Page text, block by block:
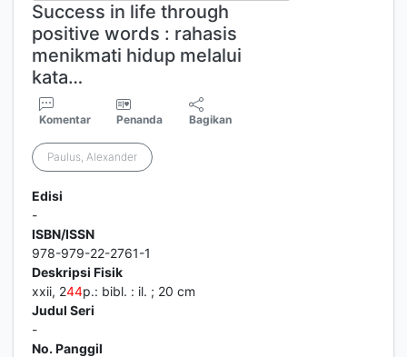
Success in life through
positive words : rahasis
menikmati hidup melalui
kata…
Komentar Penanda Bagikan
Paulus, Alexander
Edisi
-
ISBN/ISSN
978-979-22-2761-1
Deskripsi Fisik
xxii, 244p.: bibl. : il. ; 20 cm
Judul Seri
-
No. Panggil